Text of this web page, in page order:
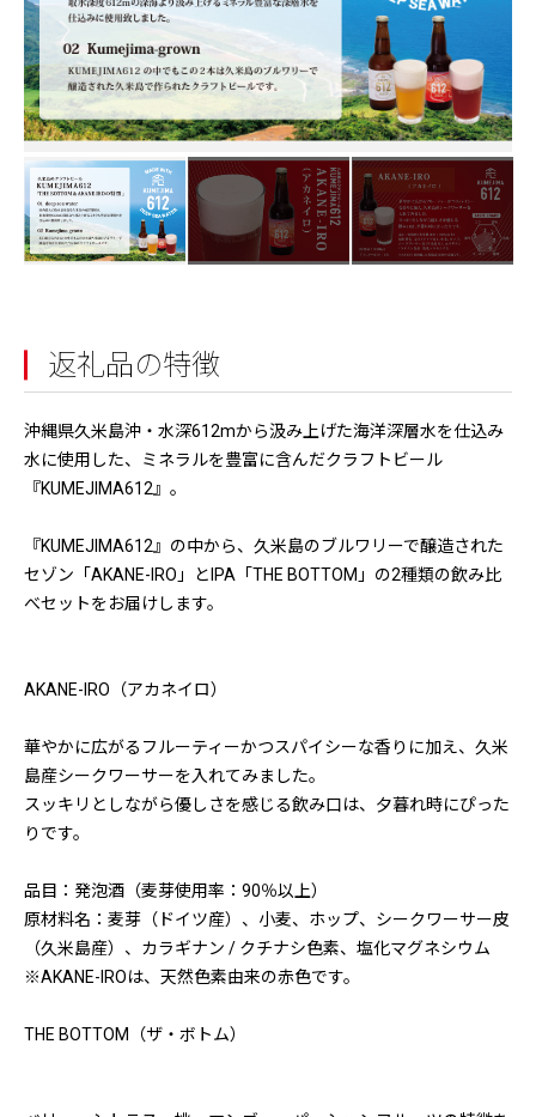
返礼品の特徴
沖縄県久米島沖・水深612mから汲み上げた海洋深層水を仕込み
水に使用した、ミネラルを豊富に含んだクラフトビール
『KUMEJIMA612』。
『KUMEJIMA612』の中から、久米島のブルワリーで醸造された
セゾン「AKANE-IRO」とIPA「THE BOTTOM」の2種類の飲み比
べセットをお届けします。
AKANE-IRO（アカネイロ）
華やかに広がるフルーティーかつスパイシーな香りに加え、久米
島産シークワーサーを入れてみました。
スッキリとしながら優しさを感じる飲み口は、夕暮れ時にぴった
りです。
品目：発泡酒（麦芽使用率：90％以上）
原材料名：麦芽（ドイツ産）、小麦、ホップ、シークワーサー皮
（久米島産）、カラギナン / クチナシ色素、塩化マグネシウム
※AKANE-IROは、天然色素由来の赤色です。
THE BOTTOM（ザ・ボトム）